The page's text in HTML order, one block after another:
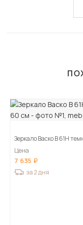
Зеркало Васко В 61Н
Цена
7 635
за 2 дня